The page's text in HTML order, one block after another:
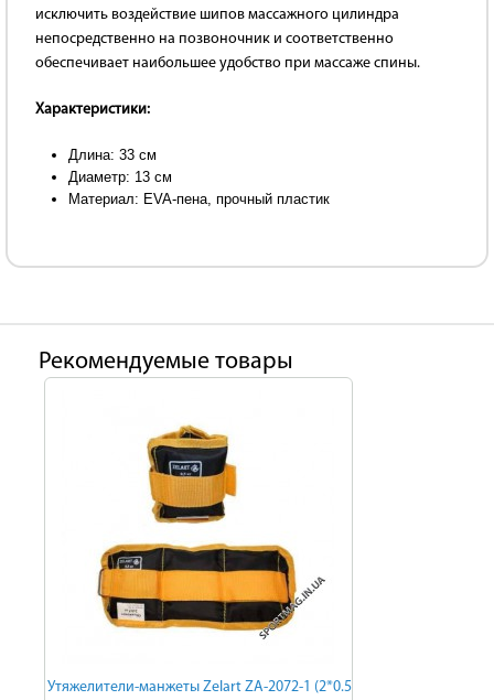
исключить воздействие шипов массажного цилиндра
непосредственно на позвоночник и соответственно
обеспечивает наибольшее удобство при массаже спины.
Характеристики:
Длина: 33 см
Диаметр: 13 см
Материал: EVA-пена, прочный пластик
Рекомендуемые товары
Утяжелители-манжеты Zelart ZA-2072-1 (2*0.5